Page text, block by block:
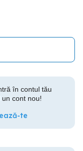
în contul tău
cont nou!
te